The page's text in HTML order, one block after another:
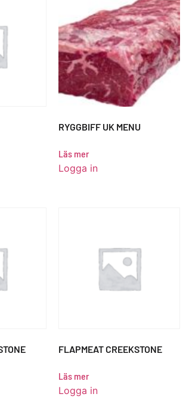
RYGGBIFF UK MENU
Läs mer
Logga in
FLAPMEAT CREEKSTONE
Läs mer
Logga in